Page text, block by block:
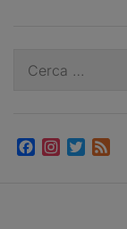
per:
Facebook
Instagram
Twitter